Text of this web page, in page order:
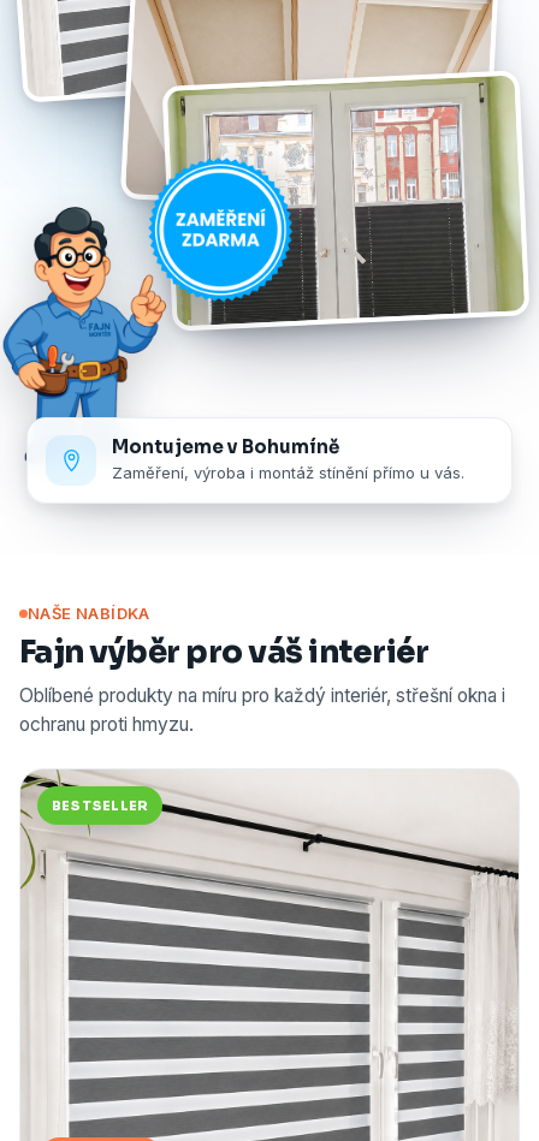
Montujeme v Bohumíně
Zaměření, výroba i montáž stínění přímo u vás.
NAŠE NABÍDKA
Fajn výběr pro váš interiér
Oblíbené produkty na míru pro každý interiér, střešní okna i
ochranu proti hmyzu.
BESTSELLER